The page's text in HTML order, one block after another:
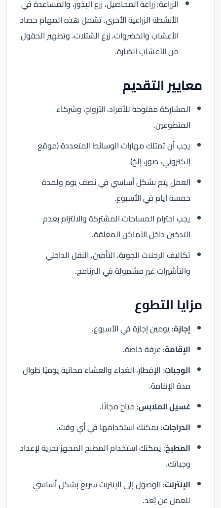
الزراعة: زراعة المحاصيل، زرع البذور، والمساعدة في
الأنشطة الزراعية الأخرى. تشمل هذه المهام حصاد
الأعشاب والخضروات، زرع الشتلات، وتطهير الحقول
من الأعشاب الضارة.
معايير التقديم
المشاركة مفتوحة للأفراد، الأزواج، وشركاء
المتطوعين.
يجب أن تمتلك مهارات الوسائط المتعددة (موقع
إلكتروني، صور، إلخ).
العمل يتم بشكل أساسي في نصف يوم ولمدة
خمسة أيام في الأسبوع.
يجب احترام المساحات المشتركة والالتزام بعدم
التدخين داخل الأماكن المغلقة.
تكاليف الرحلات الجوية، التأمين، النقل الداخلي
والتأشيرات غير مشمولة في البرنامج.
مزايا التطوع
إجازة: يومين إجازة في الأسبوع.
الإقامة: غرفة خاصة.
الوجبات: الإفطار، الغداء والعشاء مجانية يوميًا طوال
مدة الإقامة.
غسيل الملابس: متاح مجانًا.
الدراجات: يمكنك استخدامها في أي وقت.
المطبخ: يمكنك استخدام المطبخ المجهز بحرية لإعداد
وجباتك.
الإنترنت: الوصول إلى الإنترنت سريع بشكل أساسي
للعمل عن بُعد.